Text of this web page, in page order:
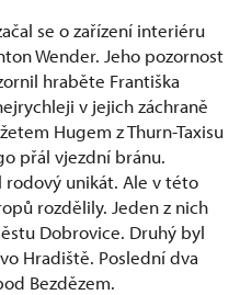
se o zařízení interiéru
Wender. Jeho pozornost
hraběte Františka
v jejich záchraně
Hugem z Thurn-Taxisu
přál vjezdní bránu.
rodový unikát. Ale v této
rozdělily. Jeden z nich
Dobrovice. Druhý byl
Hradiště. Poslední dva
Bezdězem.